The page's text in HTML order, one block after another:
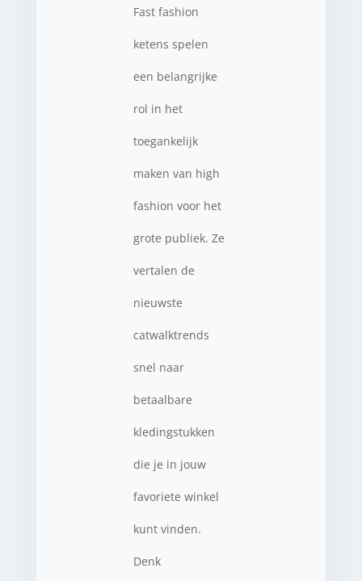
Fast fashion
ketens spelen
een belangrijke
rol in het
toegankelijk
maken van high
fashion voor het
grote publiek. Ze
vertalen de
nieuwste
catwalktrends
snel naar
betaalbare
kledingstukken
die je in jouw
favoriete winkel
kunt vinden.
Denk